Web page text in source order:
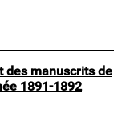
des manuscrits de
1891-1892